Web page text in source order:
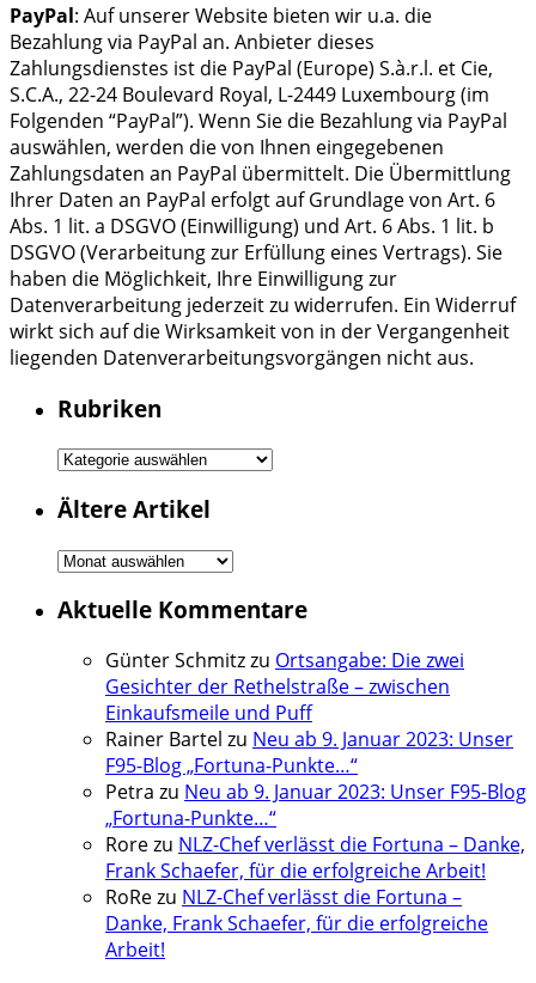
PayPal: Auf unserer Website bieten wir u.a. die
Bezahlung via PayPal an. Anbieter dieses
Zahlungsdienstes ist die PayPal (Europe) S.à.r.l. et Cie,
S.C.A., 22-24 Boulevard Royal, L-2449 Luxembourg (im
Folgenden “PayPal”). Wenn Sie die Bezahlung via PayPal
auswählen, werden die von Ihnen eingegebenen
Zahlungsdaten an PayPal übermittelt. Die Übermittlung
Ihrer Daten an PayPal erfolgt auf Grundlage von Art. 6
Abs. 1 lit. a DSGVO (Einwilligung) und Art. 6 Abs. 1 lit. b
DSGVO (Verarbeitung zur Erfüllung eines Vertrags). Sie
haben die Möglichkeit, Ihre Einwilligung zur
Datenverarbeitung jederzeit zu widerrufen. Ein Widerruf
wirkt sich auf die Wirksamkeit von in der Vergangenheit
liegenden Datenverarbeitungsvorgängen nicht aus.
Rubriken
Rubriken
Ältere Artikel
Ältere
Aktuelle Kommentare
Günter Schmitzzu Ortsangabe: Die zwei
Gesichter der Rethelstraße – zwischen
Einkaufsmeile und Puff
Rainer Bartel zu Neu ab 9. Januar 2023: Unser
F95-Blog „Fortuna-Punkte…“
Petra zu Neu ab 9. Januar 2023: Unser F95-Blog
„Fortuna-Punkte…“
Rorezu NLZ-Chef verlässt die Fortuna – Danke,
Frank Schaefer, für die erfolgreiche Arbeit!
RoRezu NLZ-Chef verlässt die Fortuna –
Danke, Frank Schaefer, für die erfolgreiche
Arbeit!